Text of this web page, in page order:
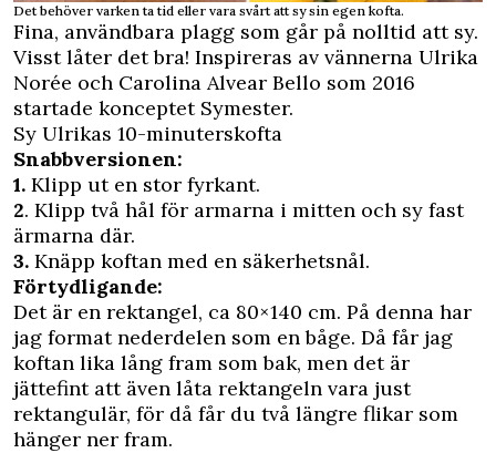
Det behöver varken ta tid eller vara svårt att sy sin egen kofta.
Fina, användbara plagg som går på nolltid att sy.
Visst låter det bra! Inspireras av vännerna Ulrika
Norée och Carolina Alvear Bello som 2016
startade konceptet Symester.
Sy Ulrikas 10-minuterskofta
Snabbversionen:
1. Klipp ut en stor fyrkant.
2. Klipp två hål för armarna i mitten och sy fast
ärmarna där.
3. Knäpp koftan med en säkerhetsnål.
Förtydligande:
Det är en rektangel, ca 80×140 cm. På denna har
jag format nederdelen som en båge. Då får jag
koftan lika lång fram som bak, men det är
jättefint att även låta rektangeln vara just
rektangulär, för då får du två längre flikar som
hänger ner fram.